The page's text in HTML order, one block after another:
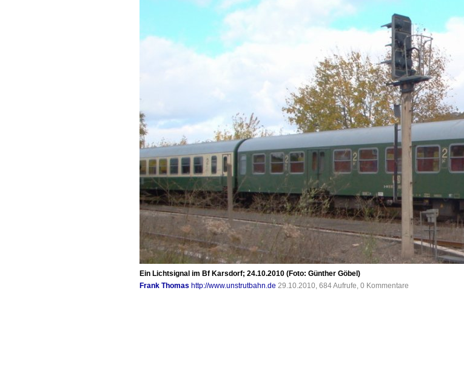
Ein Lichtsignal im Bf Karsdorf; 24.10.2010 (Foto: Günther Göbel)
Frank Thomas http://www.unstrutbahn.de 29.10.2010, 684 Aufrufe, 0 Kommentare